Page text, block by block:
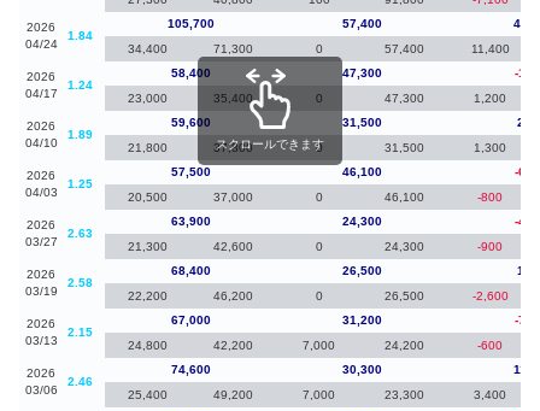
2026
04/24
1.84
105,700 57,400
34,400
71,300 0 57,400 11,400
2026
04/17
1.24
58,400 47,300
-
23,000
35,400 0 47,300 1,200
2026
04/10
1.89
59,600 31,500
21,800
37,800 0 31,500 1,300
2026
04/03
1.25
57,500 46,100
-
20,500
37,000 0 46,100 -800
2026
03/27
2.63
63,900 24,300
-
21,300
42,600 0 24,300 -900
2026
03/19
2.58
68,400 26,500
22,200
46,200 0 26,500 -2,600
2026
03/13
2.15
67,000 31,200
-
24,800
42,200 7,000 24,200 -600
2026
03/06
2.46
74,600 30,300
25,400
49,200 7,000 23,300 3,400
スクロールできます